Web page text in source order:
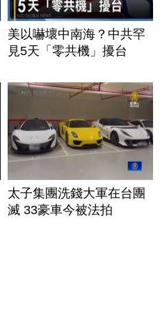
美以嚇壞中南海？中共罕
見5天「零共機」擾台
太子集團洗錢大軍在台團
滅 33豪車今被法拍